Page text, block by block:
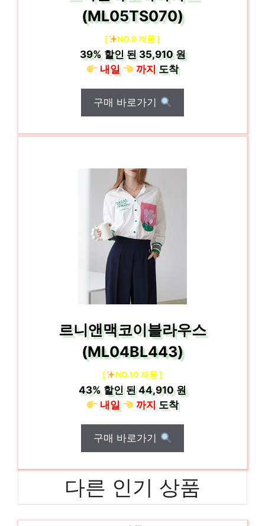
(ML05TS070)
[ NO.9 제품 ]
39%할인 된35,910 원
내일
까지도착
구매 바로가기
르니앤맥코이블라우스
(ML04BL443)
[ NO.10 제품 ]
43%할인 된44,910 원
내일
까지도착
구매 바로가기
다른 인기 상품